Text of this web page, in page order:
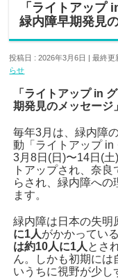
「ライトアップ
緑内障早期発見
投稿日 : 2026年3月6日 最終更
らせ
「ライトアップ in
期発見のメッセージ」
毎年3月は、緑内障
動「ライトアップ in
3月8日(日)〜14日(
トアップされ、奈良
らされ、緑内障へ
ます。
緑内障は日本の失明
に1人がかかってい
は約10人に1人 とさ
ん。しかも初期に
いうちに視野が少し